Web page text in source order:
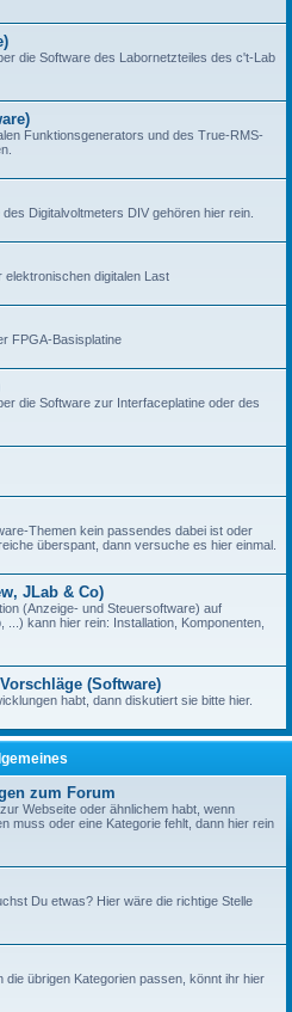
die Software des Labornetzteiles des c't-Lab
Funktionsgenerators und des True-RMS-
Digitalvoltmeters DIV gehören hier rein.
elektronischen digitalen Last
FPGA-Basisplatine
die Software zur Interfaceplatine oder des
Themen kein passendes dabei ist oder
überspant, dann versuche es hier einmal.
JLab & Co)
(Anzeige- und Steuersoftware) auf
kann hier rein: Installation, Komponenten,
(Software)
habt, dann diskutiert sie bitte hier.
zum Forum
Webseite oder ähnlichem habt, wenn
muss oder eine Kategorie fehlt, dann hier rein
Du etwas? Hier wäre die richtige Stelle
die übrigen Kategorien passen, könnt ihr hier